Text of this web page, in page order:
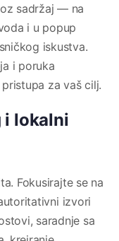
sadržaj — na
i u popup
iskustva.
i poruka
za vaš cilj.
i lokalni
Fokusirajte se na
izvori
saradnje sa